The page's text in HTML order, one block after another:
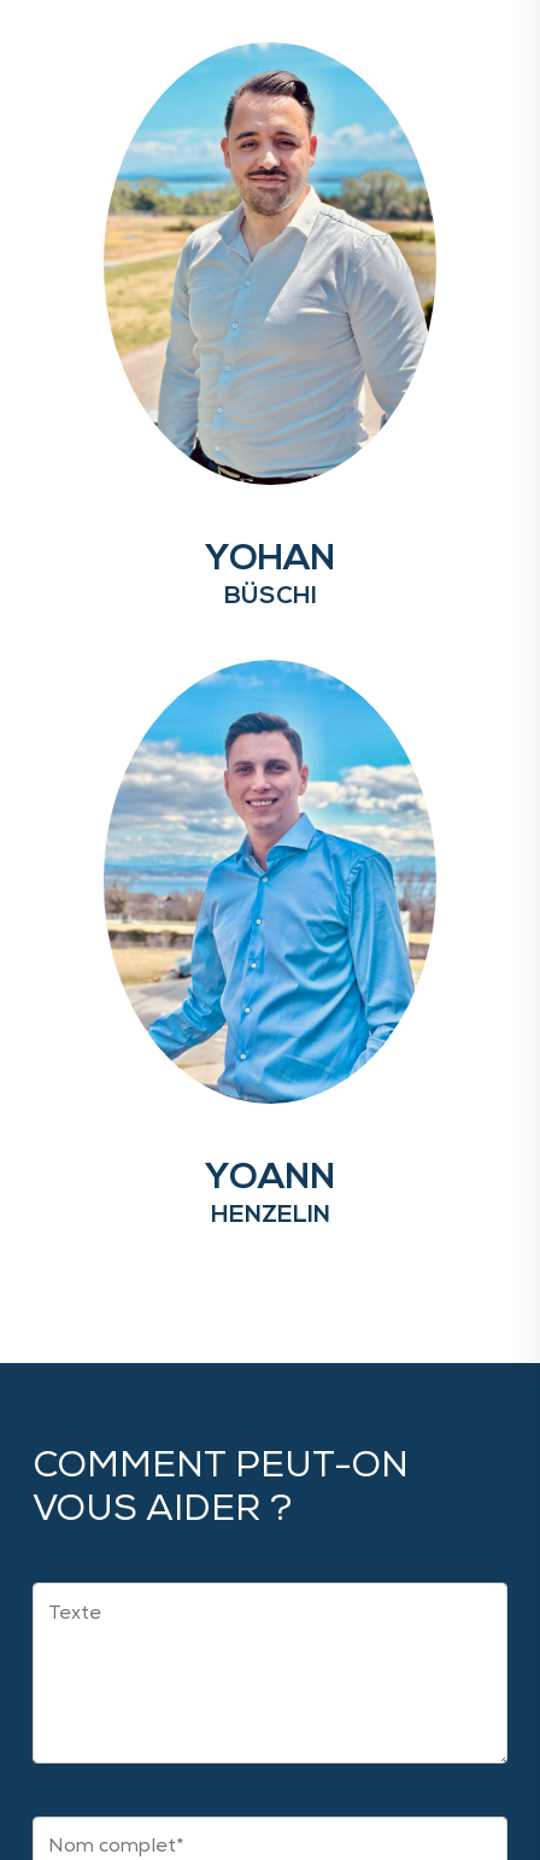
YOHAN
BÜSCHI
YOANN
HENZELIN
COMMENT PEUT-ON
VOUS AIDER ?